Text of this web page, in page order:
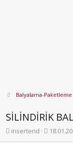
Balyalama-Paketleme
SİLİNDİRİK
K
insertend
B